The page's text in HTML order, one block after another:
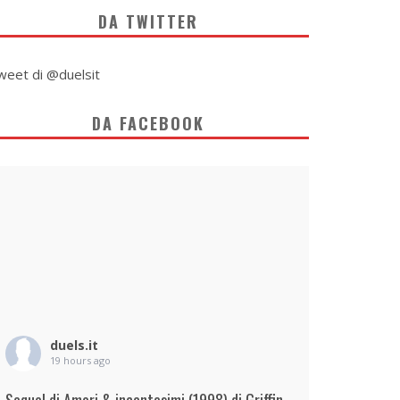
DA TWITTER
di @duelsit
DA FACEBOOK
duels.it
19 hours ago